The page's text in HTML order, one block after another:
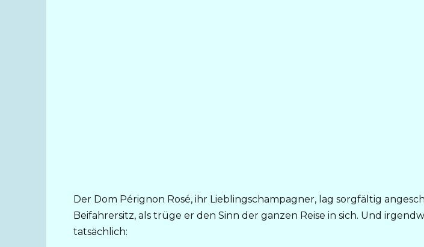
Der Dom Pérignon Rosé, ihr Lieblingschampagner, lag sorgfältig
Beifahrersitz, als trüge er den Sinn der ganzen Reise in sich. Und
tatsächlich: